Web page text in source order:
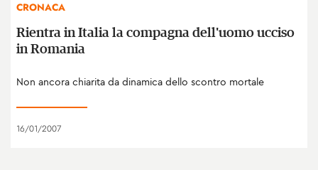
CRONACA
Rientra in Italia la compagna dell'uomo ucciso
in Romania
Non ancora chiarita da dinamica dello scontro mortale
16/01/2007